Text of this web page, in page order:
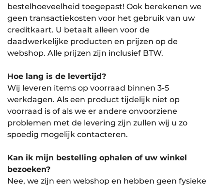
bestelhoeveelheid toegepast! Ook berekenen we
geen transactiekosten voor het gebruik van uw
creditkaart. U betaalt alleen voor de
daadwerkelijke producten en prijzen op de
webshop. Alle prijzen zijn inclusief BTW.
Hoe lang is de levertijd?
Wij leveren items op voorraad binnen 3-5
werkdagen. Als een product tijdelijk niet op
voorraad is of als we er andere onvoorziene
problemen met de levering zijn zullen wij u zo
spoedig mogelijk contacteren.
Kan ik mijn bestelling ophalen of uw winkel
bezoeken?
Nee, we zijn een webshop en hebben geen fysieke